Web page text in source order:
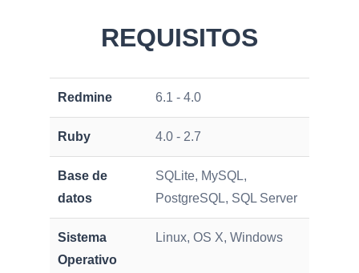
REQUISITOS
Redmine 6.1 - 4.0
Ruby 4.0 - 2.7
Base de
datos
SQLite, MySQL,
PostgreSQL, SQL Server
Sistema
Operativo
Linux, OS X, Windows